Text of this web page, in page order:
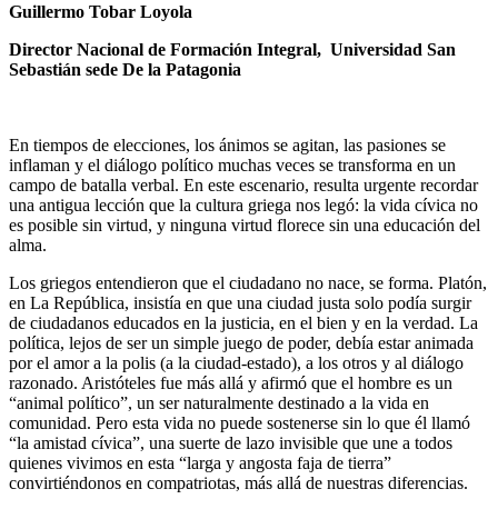
Guillermo Tobar Loyola
Director Nacional de Formación Integral, Universidad San
Sebastián sede De la Patagonia
En tiempos de elecciones, los ánimos se agitan, las pasiones se
inflaman y el diálogo político muchas veces se transforma en un
campo de batalla verbal. En este escenario, resulta urgente recordar
una antigua lección que la cultura griega nos legó: la vida cívica no
es posible sin virtud, y ninguna virtud florece sin una educación del
alma.
Los griegos entendieron que el ciudadano no nace, se forma. Platón,
en La República, insistía en que una ciudad justa solo podía surgir
de ciudadanos educados en la justicia, en el bien y en la verdad. La
política, lejos de ser un simple juego de poder, debía estar animada
por el amor a la polis (a la ciudad-estado), a los otros y al diálogo
razonado. Aristóteles fue más allá y afirmó que el hombre es un
“animal político”, un ser naturalmente destinado a la vida en
comunidad. Pero esta vida no puede sostenerse sin lo que él llamó
“la amistad cívica”, una suerte de lazo invisible que une a todos
quienes vivimos en esta “larga y angosta faja de tierra”
convirtiéndonos en compatriotas, más allá de nuestras diferencias.